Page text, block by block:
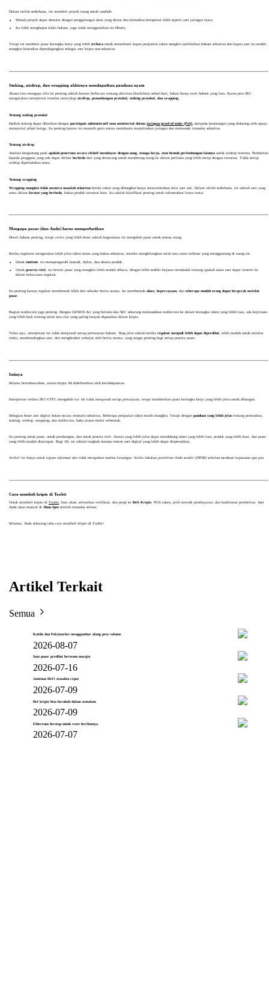
Dalam istilah sederhana, ini memberi proyek ruang untuk tumbuh:
Sebuah proyek dapat dimulai dengan penggalangan dana yang diatur dan kemudian beroperasi lebih seperti aset jaringan nyata.
Itu tidak menghapus risiko hukum, juga tidak menggantikan tes Howey.
Tetapi ini memberi pasar kerangka kerja yang lebih terbacauntuk memahami kapan penjualan token mungkinmelibatkan hukum sekuritas dan kapan aset itu sendiri
mungkin kemudian diperdagangkan sebagai aset kripto non-sekuritas.
Staking, airdrop, dan wrapping akhirnya mendapatkan panduan nyata
Alasan lain mengapa rilis ini penting adalah karena berbicara tentang aktivitas blockchain sehari-hari, bukan hanya teori hukum yang luas. Siaran pers SEC
mengatakan interpretasi tersebut mencakup airdrop, penambangan protokol, staking protokol, dan wrapping.
Tentang staking protokol
Hadiah staking dapat dikaitkan dengan partisipasi administratif atau ministerial dalam jaringan proof-of-stake (PoS),
daripada keuntungan yang didorong oleh upaya
manajerial pihak ketiga. Itu penting karena itu menarik garis antara membantu menjalankan jaringan dan memasuki transaksi sekuritas.
Tentang airdrop
Analisis bergantung pada apakah penerima secara efektif membayar dengan uang, tenaga kerja, atau bentuk pertimbangan lainnyauntuk airdrop tertentu. Pemberian
kepada pengguna yang ada dapat dilihat berbedadari yang dirancang untuk mendorong orang ke dalam perilaku yang lebih mirip dengan investasi. Tidak setiap
airdrop diperlakukan sama.
Tentang wrapping
Wrapping mungkin tidak memicu masalah sekuritasketika token yang dibungkus hanya mencerminkan nilai aset asli. Dalam istilah sederhana, ini adalah aset yang
sama dalam format yang berbeda, bukan produk investasi baru. Itu adalah klarifikasi penting untuk infrastruktur lintas rantai.
Mengapa pasar (dan Anda) harus memperhatikan
Detail hukum penting, tetapi cerita yang lebih besar adalah bagaimana ini mengubah pasar untuk semua orang.
Ketika regulator mengatakan lebih jelas token mana yang bukan sekuritas, mereka menghilangkan salah satu awan terbesar yang menggantung di ruang ini.
Untuk institusi, itu mempengaruhi kustodi, daftar, dan desain produk.
Untuk peserta ritel , itu berarti pasar yang mungkin lebih mudah dibaca, dengan lebih sedikit kejutan mendadak tentang apakah suatu aset dapat terseret ke
dalam kekacauan regulasi.
Itu penting karena regulasi membentuk lebih dari sekadar berita utama. Ini membentuk akses, kepercayaan, dan seberapa mudah orang dapat bergerak melalui
pasar.
Bagian stablecoin juga penting. Dengan GENIUS Act yang berlaku dan SEC sekarang memasukkan stablecoin ke dalam kerangka token yang lebih luas, ada kejelasan
yang lebih baik tentang salah satu alat yang paling banyak digunakan dalam kripto.
Tentu saja, interpretasi ini tidak menjawab setiap pertanyaan hukum. Yang jelas adalah ketika regulasi menjadi lebih dapat diprediksi, lebih mudah untuk menilai
risiko, membandingkan aset, dan menghindari terkejut oleh berita utama, yang sangat penting bagi setiap peserta pasar.
Intinya
Selama bertahun-tahun, aturan kripto AS didefinisikan oleh ketidakpastian.
Interpretasi terbaru SEC-CFTC mengubah itu: Ini tidak menjawab setiappertanyaan, tetapi memberikan pasar kerangka kerja yang lebih jelas untuk dibangun.
Sebagian besar aset digital bukansecara otomatis sekuritas. Beberapa penjualan token masih mungkin. Tetapi dengan panduan yang lebih jelastentang pemisahan,
staking, airdrop, wrapping, dan stablecoin, buku aturan mulai terbentuk.
Itu penting untuk pasar, untuk pembangun, dan untuk peserta ritel. Aturan yang lebih jelas dapat mendukung akses yang lebih luas, produk yang lebih kuat, dan pasar
yang lebih mudah dinavigasi. Bagi AS, ini adalah langkah menuju sistem aset digital yang lebih dapat dioperasikan.
Artikel ini hanya untuk tujuan informasi dan tidak merupakan nasihat keuangan. Selalu lakukan penelitian Anda sendiri (DYOR) sebelum membuat keputusan apa pun.
Cara membeli kripto di Toobit
Untuk membeli kripto di Toobit, buat akun, selesaikan verifikasi, dan pergi ke Beli Kripto. Pilih token, pilih metode pembayaran, dan konfirmasi pembelian. Aset
Anda akan muncul di Akun Spotsetelah transaksi selesai.
Selamat, Anda sekarang tahu cara membeli kripto di Toobit!
Artikel Terkait
Semua
Kalshi dan Polymarket menggambar ulang peta volume
2026-08-07
Saat pasar prediksi bertemu margin
2026-07-16
Jaminan DeFi semakin cepat
2026-07-09
Rel kripto bisa berubah dalam semalam
2026-07-09
Ethereum bersiap untuk reset berikutnya
2026-07-07